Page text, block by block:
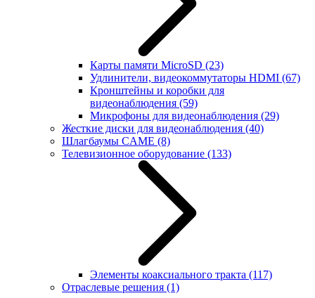
Карты памяти MicroSD (23)
Удлинители, видеокоммутаторы HDMI (67)
Кронштейны и коробки для
видеонаблюдения (59)
Микрофоны для видеонаблюдения (29)
Жесткие диски для видеонаблюдения (40)
Шлагбаумы CAME (8)
Телевизионное оборудование (133)
Элементы коаксиального тракта (117)
Отраслевые решения (1)